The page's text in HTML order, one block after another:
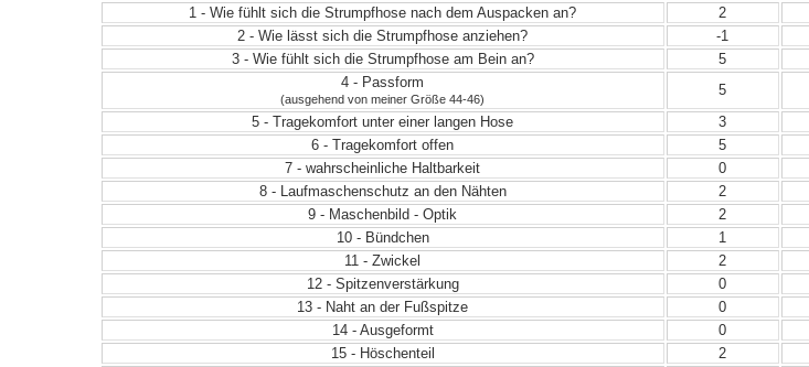
1 - Wie fühlt sich die Strumpfhose nach dem Auspacken an? 2
2 - Wie lässt sich die Strumpfhose anziehen?
-1
3 - Wie fühlt sich die Strumpfhose am Bein an?
5
4 - Passform
(ausgehend von meiner Größe 44-46)
5
5 - Tragekomfort unter einer langen Hose
3
6 - Tragekomfort offen
5
7 - wahrscheinliche Haltbarkeit
0
8 - Laufmaschenschutz an den Nähten
2
9 - Maschenbild - Optik
2
10 - Bündchen
1
11 - Zwickel
2
12 - Spitzenverstärkung
0
13 - Naht an der Fußspitze
0
14 - Ausgeformt
0
15 - Höschenteil
2